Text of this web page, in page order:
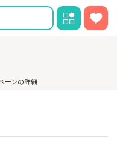
ーンの詳細